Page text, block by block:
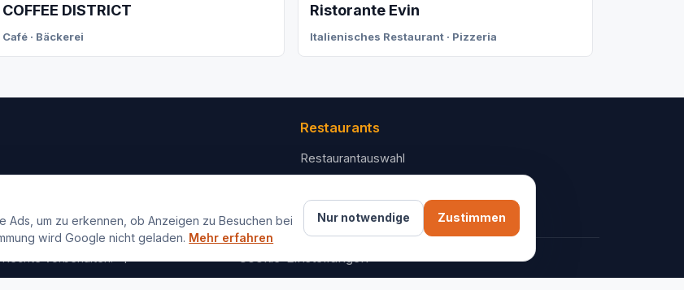
COFFEE DISTRICT
Café · Bäckerei
Ristorante Evin
Italienisches Restaurant · Pizzeria
Restaurants
Restaurantauswahl
Kontakt
vorbehalten. Cookie-Einstellungen
um zu erkennen, ob Anzeigen zu Besuchen bei
wird Google nicht geladen. Mehr erfahren
Nur notwendige Zustimmen